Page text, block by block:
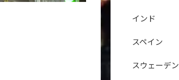
インド
スペイン
スウェーデン